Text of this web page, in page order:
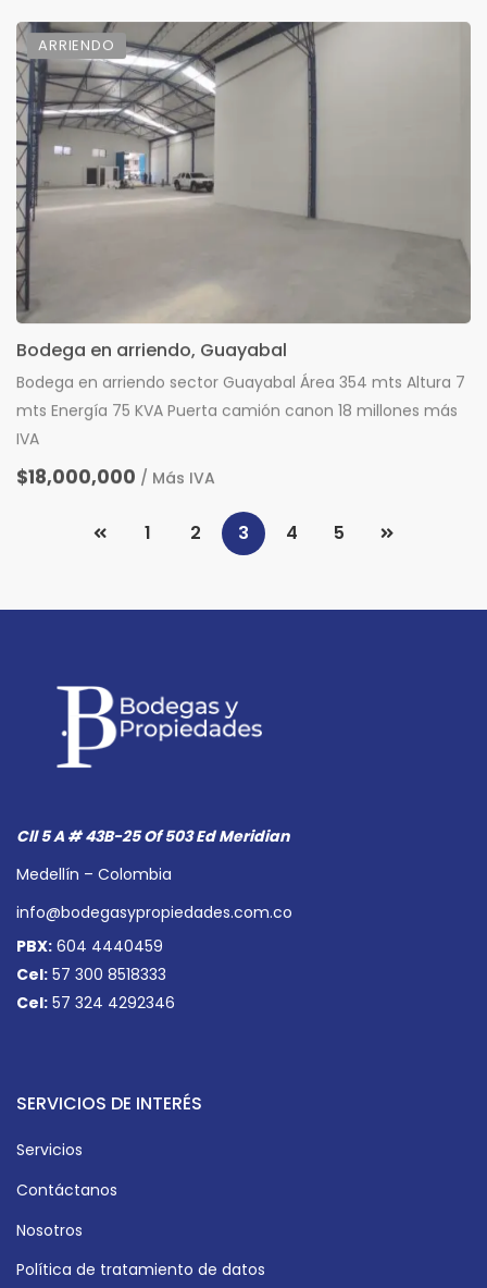
ARRIENDO
Bodega en arriendo sector Guayabal Área 354 mts Altura 7
mts Energía 75 KVA Puerta camión canon 18 millones más
$18,000,000 / Más IVA
1 2 3 4 5
Cll 5 A # 43B-25 Of 503 Ed Meridian
Medellín – Colombia
info@bodegasypropiedades.com.co
PBX: 604 4440459
Cel: 57 300 8518333
Cel: 57 324 4292346
SERVICIOS DE INTERÉS
Servicios
Contáctanos
Nosotros
Política de tratamiento de datos